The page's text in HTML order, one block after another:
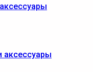
аксессуары